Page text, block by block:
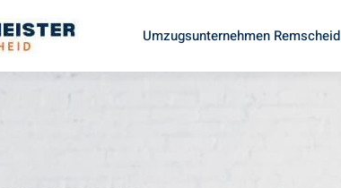
Umzugsunternehmen Remscheid